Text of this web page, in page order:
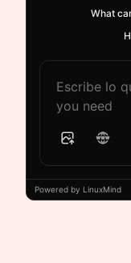
What
Powered by LinuxMind